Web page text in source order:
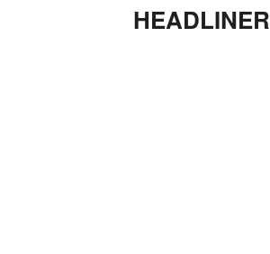
HEADLINER